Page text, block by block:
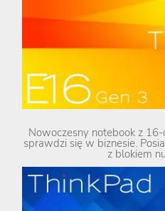
Nowoczesny notebook z
sprawdzi się w biznesie.
z blokiem